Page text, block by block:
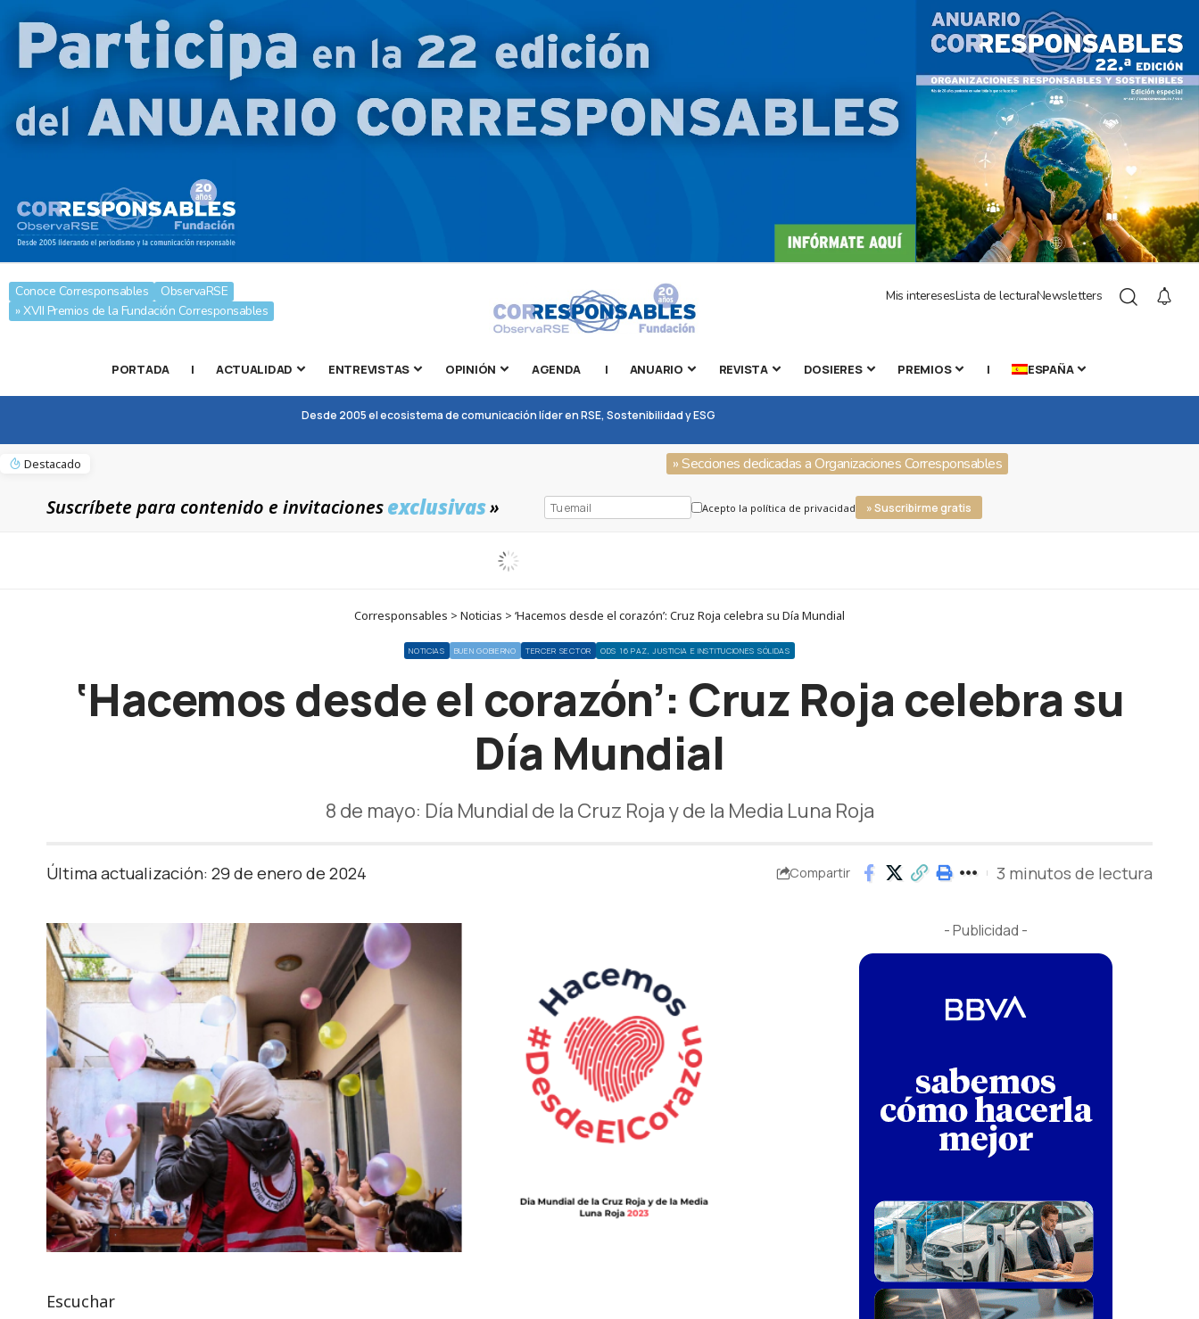
Conoce Corresponsables
ObservaRSE
» XVII Premios de la Fundación Corresponsables
Mis interesesLista de lecturaNewsletters
PORTADA | ACTUALIDAD ENTREVISTAS OPINIÓN AGENDA | ANUARIO REVISTA DOSIERES PREMIOS | ESPAÑA
Desde 2005 el ecosistema de comunicación líder en RSE, Sostenibilidad y ESG
Destacado » Secciones dedicadas a Organizaciones Corresponsables
Suscríbete para contenido e invitacionesexclusivas» Acepto la política de privacidad » Suscribirme gratis
Corresponsables > Noticias > ‘Hacemos desde el corazón’: Cruz Roja celebra su Día Mundial
NOTICIAS BUEN GOBIERNO TERCER SECTOR ODS 16 PAZ, JUSTICIA E INSTITUCIONES SÓLIDAS
‘Hacemos desde el corazón’: Cruz Roja celebra su
Día Mundial
8 de mayo: Día Mundial de la Cruz Roja y de la Media Luna Roja
Última actualización: 29 de enero de 2024 Compartir 3 minutos de lectura
Escuchar
- Publicidad -